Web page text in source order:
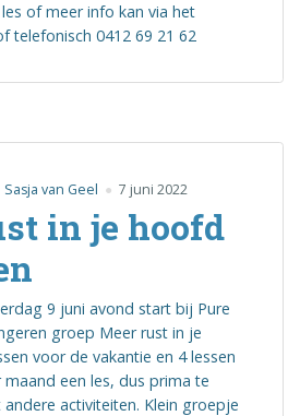
of meer info kan via het
telefonisch 0412 69 21 62
Sasja van Geel 7 juni 2022
in je hoofd
9 juni avond start bij Pure
groep Meer rust in je
voor de vakantie en 4 lessen
maand een les, dus prima te
activiteiten. Klein groepje